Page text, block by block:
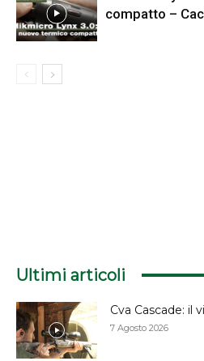
compatto –
Ultimi articoli
Cva Cascade: il
7 Agosto 2026